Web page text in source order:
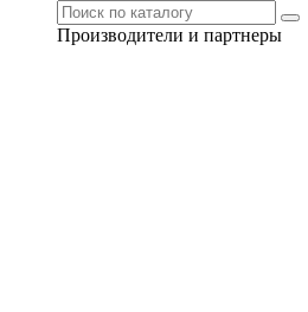
Производители и партнеры